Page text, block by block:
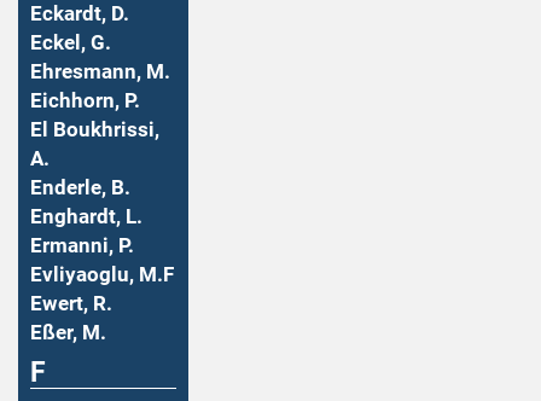
Eckardt, D.
Eckel, G.
Ehresmann, M.
Eichhorn, P.
El Boukhrissi,
A.
Enderle, B.
Enghardt, L.
Ermanni, P.
Evliyaoglu, M.F
Ewert, R.
Eßer, M.
F